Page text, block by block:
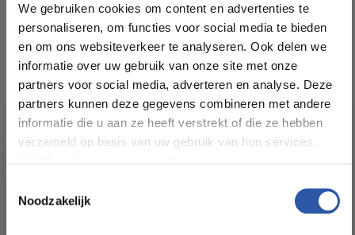
We gebruiken cookies om content en advertenties te
personaliseren, om functies voor social media te bieden
en om ons websiteverkeer te analyseren. Ook delen we
informatie over uw gebruik van onze site met onze
partners voor social media, adverteren en analyse. Deze
partners kunnen deze gegevens combineren met andere
informatie die u aan ze heeft verstrekt of die ze hebben
verzameld op basis van uw gebruik van hun services.
Noodzakelijk
Kleur: Eiken Licht Grijs
Pakinhoud (m²): 3,484